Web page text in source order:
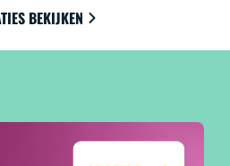
BEKIJKEN